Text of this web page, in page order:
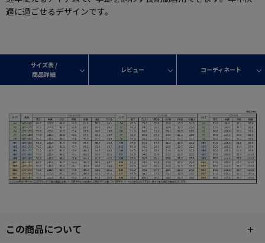
適に過ごせるデザインです。
サイズ表 /
商品詳細
レビュー コーディネート
この商品について